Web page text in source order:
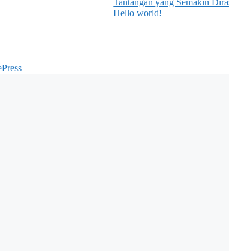
Tantangan yang Semakin
Hello world!